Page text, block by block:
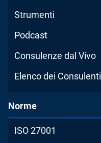
Strumenti
Podcast
Consulenze dal Vivo
Elenco dei Consulenti
Norme
ISO 27001